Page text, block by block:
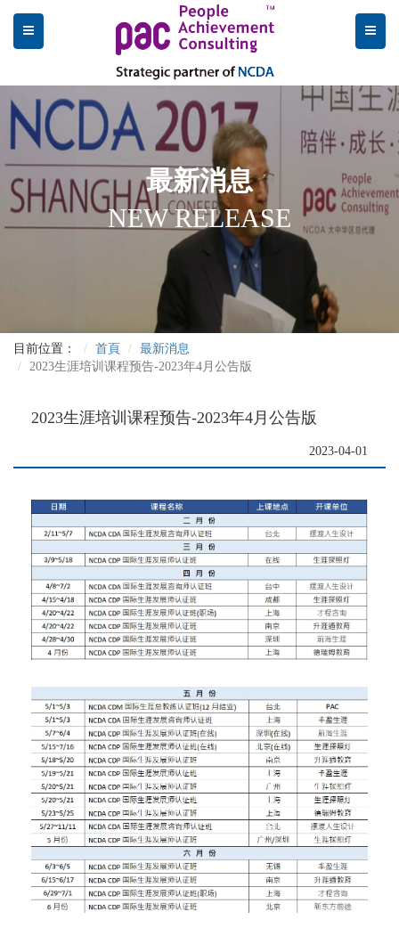
最新消息
NEW RELEASE
目前位置： 首頁
最新消息
2023生涯培训课程预告-2023年4月公告版
2023生涯培训课程预告-2023年4月公告版
2023-04-01